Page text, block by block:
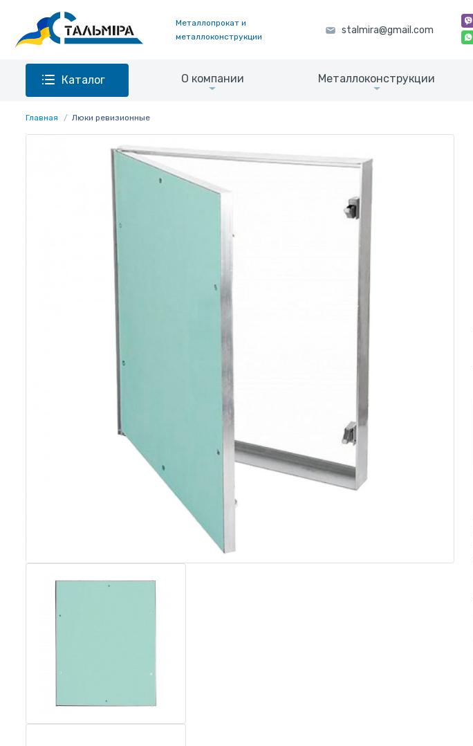
Металлопрокат и
металлоконструкции
Каталог О компании Металлоконструкции
Главная Люки ревизионные